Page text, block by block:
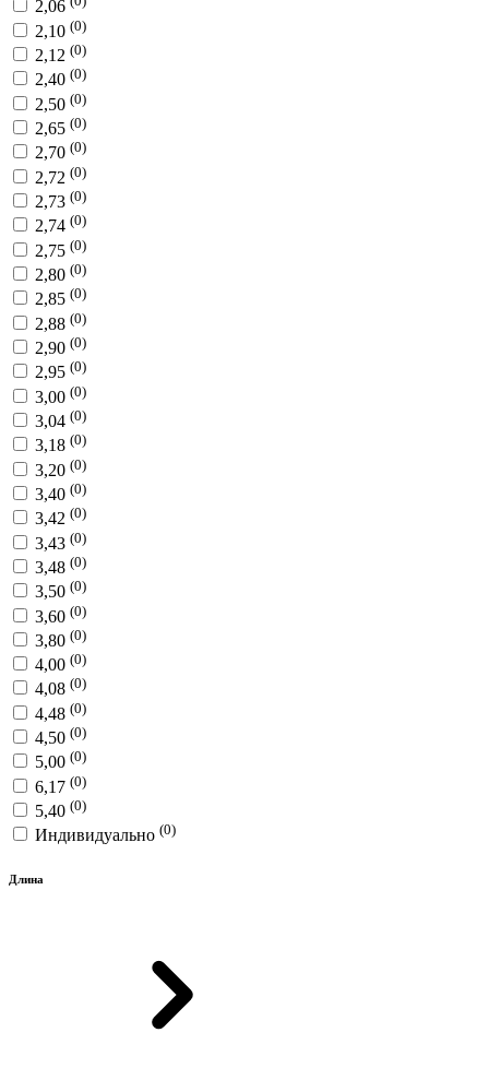
2,06
2,10 (0)
2,12 (0)
2,40 (0)
2,50 (0)
2,65 (0)
2,70 (0)
2,72 (0)
2,73 (0)
2,74 (0)
2,75 (0)
2,80 (0)
2,85 (0)
2,88 (0)
2,90 (0)
2,95 (0)
3,00 (0)
3,04 (0)
3,18 (0)
3,20 (0)
3,40 (0)
3,42 (0)
3,43 (0)
3,48 (0)
3,50 (0)
3,60 (0)
3,80 (0)
4,00 (0)
4,08 (0)
4,48 (0)
4,50 (0)
5,00 (0)
6,17 (0)
5,40 (0)
Индивидуально (0)
Длина